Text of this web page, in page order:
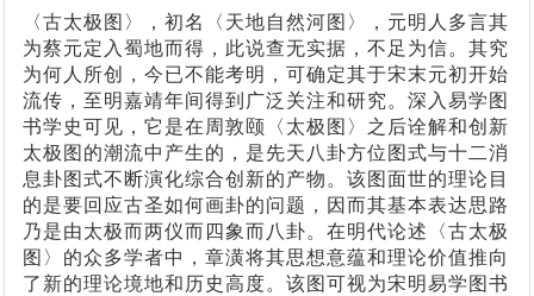
〈古太极图〉，初名〈天地自然河图〉，元明人多言其
为蔡元定入蜀地而得，此说查无实据，不足为信。其究
为何人所创，今已不能考明，可确定其于宋末元初开始
流传，至明嘉靖年间得到广泛关注和研究。深入易学图
书学史可见，它是在周敦颐〈太极图〉之后诠解和创新
太极图的潮流中产生的，是先天八卦方位图式与十二消
息卦图式不断演化综合创新的产物。该图面世的理论目
的是要回应古圣如何画卦的问题，因而其基本表达思路
乃是由太极而两仪而四象而八卦。在明代论述〈古太极
图〉的众多学者中，章潢将其思想意蕴和理论价值推向
了新的理论境地和历史高度。该图可视为宋明易学图书